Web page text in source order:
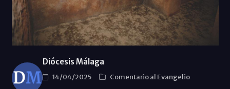
Diócesis Málaga
14/04/2025
Comentario al Evangelio